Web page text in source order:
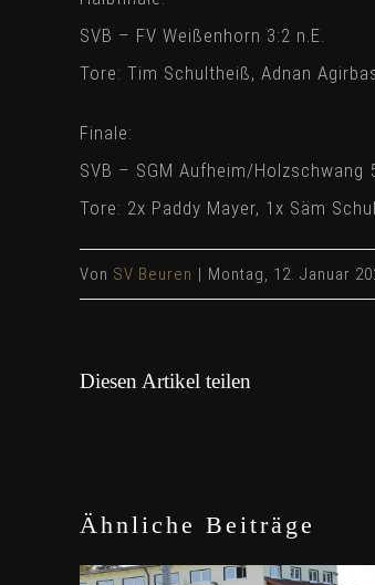
SVB – FV Weißenhorn 3:2 n.E.
Tore: Tim Schultheiß, Adnan
Finale:
SVB – SGM Aufheim/Holzschwang
Tore: 2x Paddy Mayer, 1x Säm
Von SV Beuren | Montag, 12. Januar
Diesen Artikel teilen
Ähnliche Beiträge